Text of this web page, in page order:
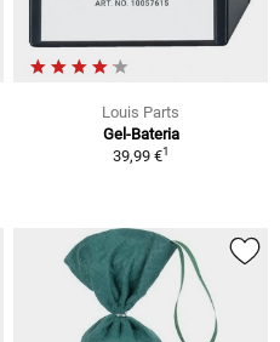
Louis Parts
Gel-Bateria
39,99 €1